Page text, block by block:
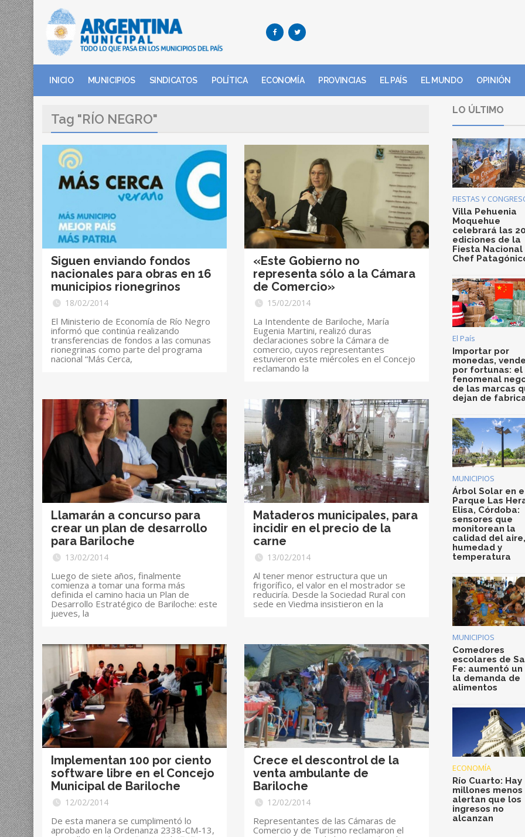
INICIO MUNICIPIOS SINDICATOS POLÍTICA ECONOMÍA PROVINCIAS EL PAÍS EL MUNDO OPINIÓN
Tag "RÍO NEGRO"
Siguen enviando fondos
nacionales para obras en 16
municipios rionegrinos
18/02/2014
El Ministerio de Economía de Río Negro
informó que continúa realizando
transferencias de fondos a las comunas
rionegrinas como parte del programa
nacional “Más Cerca,
«Este Gobierno no
representa sólo a la Cámara
de Comercio»
15/02/2014
La Intendente de Bariloche, María
Eugenia Martini, realizó duras
declaraciones sobre la Cámara de
comercio, cuyos representantes
estuvieron este miércoles en el Concejo
reclamando la
Llamarán a concurso para
crear un plan de desarrollo
para Bariloche
13/02/2014
Luego de siete años, finalmente
comienza a tomar una forma más
definida el camino hacia un Plan de
Desarrollo Estratégico de Bariloche: este
jueves, la
Mataderos municipales, para
incidir en el precio de la
carne
13/02/2014
Al tener menor estructura que un
frigorífico, el valor en el mostrador se
reduciría. Desde la Sociedad Rural con
sede en Viedma insistieron en la
Implementan 100 por ciento
software libre en el Concejo
Municipal de Bariloche
12/02/2014
De esta manera se cumplimentó lo
aprobado en la Ordenanza 2338-CM-13,
Crece el descontrol de la
venta ambulante de
Bariloche
12/02/2014
Representantes de las Cámaras de
Comercio y de Turismo reclamaron el
LO ÚLTIMO
FIESTAS Y
Villa Pehuenia
Moquehue
celebrará las
ediciones de la
Fiesta
Chef
El País
Importar por
monedas,
por fortunas: el
fenomenal
de las marcas
dejan de
MUNICIPIOS
Árbol Solar en
Parque Las
Elisa, Córdoba:
sensores que
monitorean la
calidad del aire,
humedad y
temperatura
MUNICIPIOS
Comedores
escolares de
Fe: aumentó un
la demanda de
alimentos
ECONOMÍA
Río Cuarto: Hay
millones menos
alertan que los
ingresos no
alcanzan